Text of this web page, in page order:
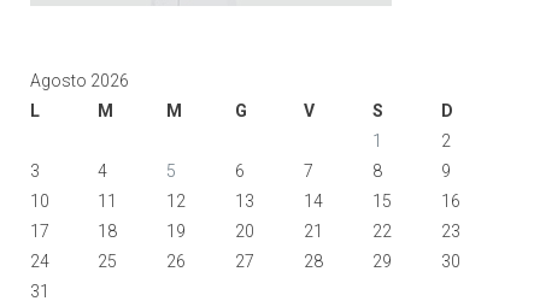
Agosto 2026
L
M M G V S
D
1
2
3
4 5 6 7 8
9
10
11 12 13 14 15
16
17
18 19 20 21 22
23
24
25 26 27 28 29
30
31